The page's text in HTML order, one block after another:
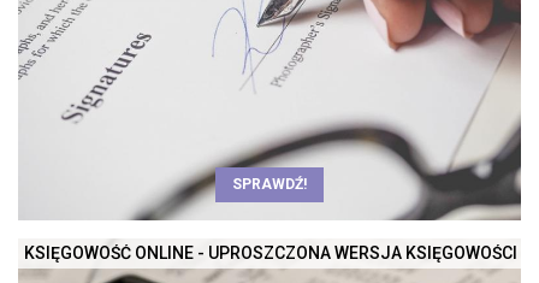
SPRAWDŹ!
KSIĘGOWOŚĆ ONLINE - UPROSZCZONA WERSJA KSIĘGOWOŚCI